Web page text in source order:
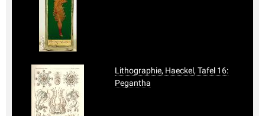
Lithographie, Haeckel, Tafel 16:
Pegantha